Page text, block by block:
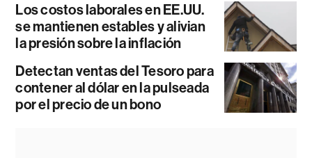
Los costos laborales en EE.UU.
se mantienen estables y alivian
la presión sobre la inflación
Detectan ventas del Tesoro para
contener al dólar en la pulseada
por el precio de un bono